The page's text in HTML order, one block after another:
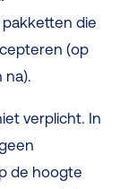
die
(op
na).
verplicht. In
de hoogte